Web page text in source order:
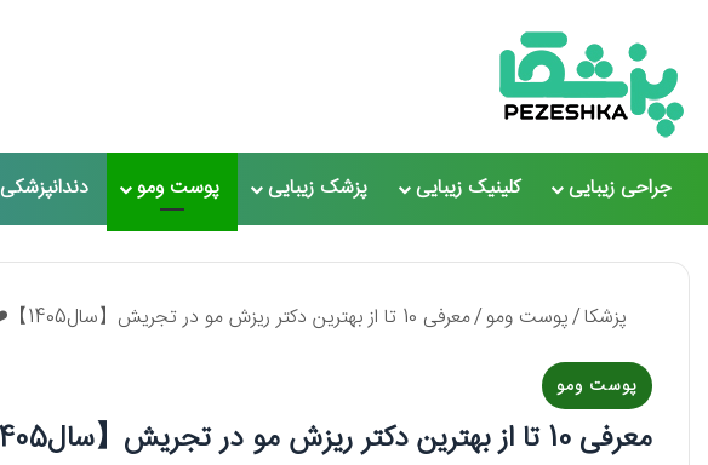
جراحی زیبایی کلینیک زیبایی پزشک زیبایی پوست ومو دندانپزشکی
پزشکا/پوست ومو/معرفی 10 تا از بهترین دکتر ریزش مو در تجریش【سال1405】❤️
پوست ومو
معرفی 10 تا از بهترین دکتر ریزش مو در تجریش【سال1405】❤️